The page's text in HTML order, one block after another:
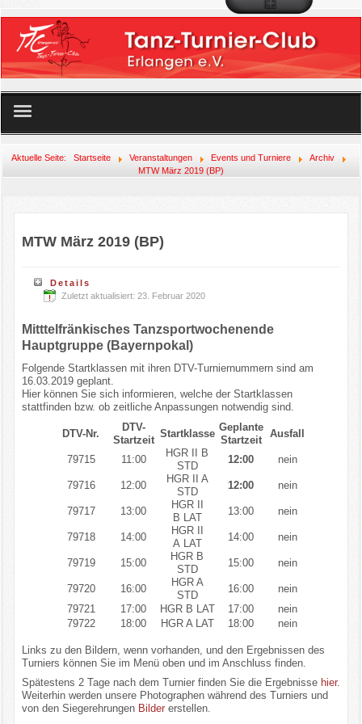
Veranstaltungen
Links
Kontakt
Impressum/Datenschutz
Aktuelle Seite: Startseite Veranstaltungen Events und Turniere
Archiv
MTW März 2019 (BP)
MTW März 2019 (BP)
Details
Zuletzt aktualisiert: 23. Februar 2020
Mitttelfränkisches Tanzsportwochenende
Hauptgruppe (Bayernpokal)
Folgende Startklassen mit ihren DTV-Turniernummern sind am
16.03.2019 geplant.
Hier können Sie sich informieren, welche der Startklassen
stattfinden bzw. ob zeitliche Anpassungen notwendig sind.
DTV-Nr.
DTV-
Startzeit
Startklasse
Geplante
Startzeit
Ausfall
79715 11:00
HGR II B
STD
12:00 nein
79716 12:00
HGR II A
STD
12:00 nein
79717 13:00
HGR II
B LAT
13:00 nein
79718 14:00
HGR II
A LAT
14:00 nein
79719 15:00
HGR B
STD
15:00 nein
79720 16:00
HGR A
STD
16:00
nein
79721
17:00 HGR B LAT 17:00
nein
79722
18:00 HGR A LAT 18:00 nein
Links zu den Bildern, wenn vorhanden, und den Ergebnissen des
Turniers können Sie im Menü oben und im Anschluss finden.
Spätestens 2 Tage nach dem Turnier finden Sie die Ergebnisse hier.
Weiterhin werden unsere Photographen während des Turniers und
von den Siegerehrungen Bildererstellen.